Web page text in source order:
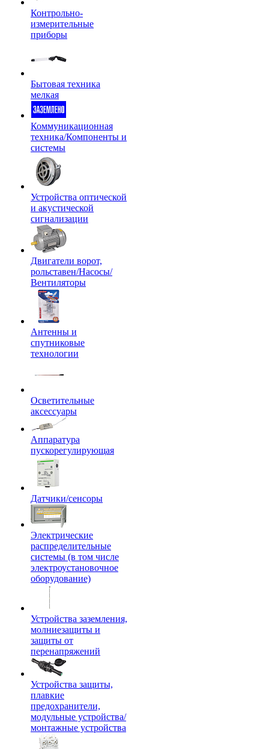
Контрольно-
измерительные
приборы
Бытовая техника
мелкая
Коммуникационная
техника/Компоненты и
системы
Устройства оптической
и акустической
сигнализации
Двигатели ворот,
рольставен/Насосы/
Вентиляторы
Антенны и
спутниковые
технологии
Осветительные
аксессуары
Аппаратура
пускорегулирующая
Датчики/сенсоры
Электрические
распределительные
системы (в том числе
электроустановочное
оборудование)
Устройства заземления,
молниезащиты и
защиты от
перенапряжений
Устройства защиты,
плавкие
предохранители,
модульные устройства/
монтажные устройства